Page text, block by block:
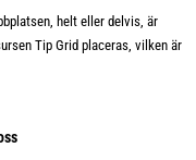
helt eller delvis, är
Tip Grid placeras, vilken är